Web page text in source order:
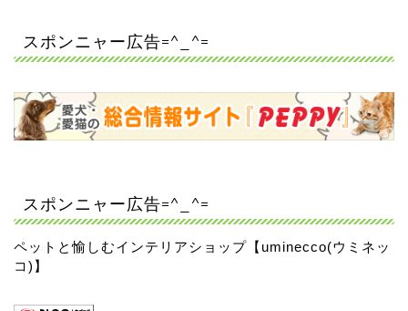
スポンニャー広告=^_^=
スポンニャー広告=^_^=
ペットと愉しむインテリアショップ【uminecco(ウミネッ
コ)】